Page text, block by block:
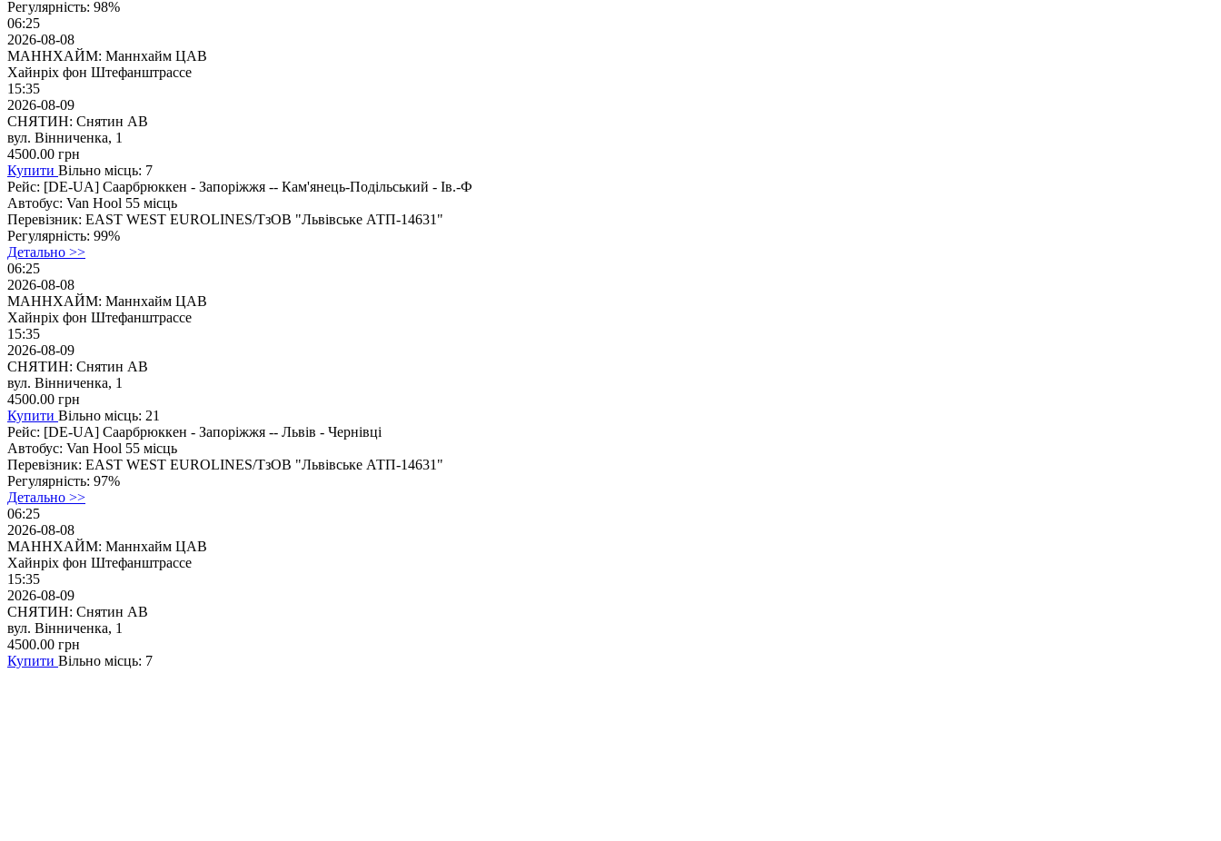
Регулярність: 98%
06:25
2026-08-08
МАННХАЙМ: Маннхайм ЦАВ
Хайнріх фон Штефанштрассе
15:35
2026-08-09
СНЯТИН: Снятин АВ
вул. Вінниченка, 1
4500.00 грн
Купити Вільно місць: 7
Рейс: [DE-UA] Саарбрюккен - Запоріжжя -- Кам'янець-Подільський - Ів.-Ф
Автобус: Van Hool 55 місць
Перевізник: EAST WEST EUROLINES/ТзОВ "Львівське АТП-14631"
Регулярність: 99%
Детально >>
06:25
2026-08-08
МАННХАЙМ: Маннхайм ЦАВ
Хайнріх фон Штефанштрассе
15:35
2026-08-09
СНЯТИН: Снятин АВ
вул. Вінниченка, 1
4500.00 грн
Купити Вільно місць: 21
Рейс: [DE-UA] Саарбрюккен - Запоріжжя -- Львів - Чернівці
Автобус: Van Hool 55 місць
Перевізник: EAST WEST EUROLINES/ТзОВ "Львівське АТП-14631"
Регулярність: 97%
Детально >>
06:25
2026-08-08
МАННХАЙМ: Маннхайм ЦАВ
Хайнріх фон Штефанштрассе
15:35
2026-08-09
СНЯТИН: Снятин АВ
вул. Вінниченка, 1
4500.00 грн
Купити Вільно місць: 7